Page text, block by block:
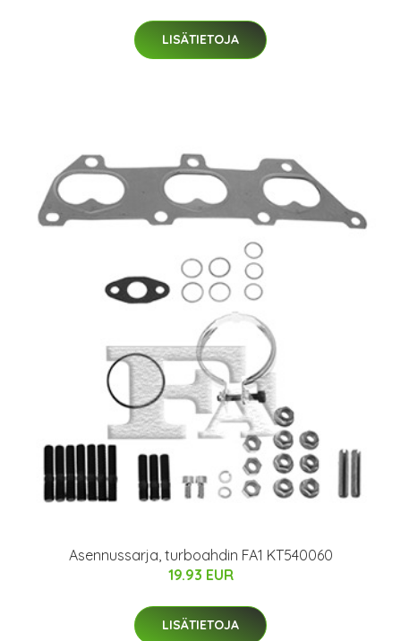
LISÄTIETOJA
Asennussarja, turboahdin FA1 KT540060
19.93 EUR
LISÄTIETOJA